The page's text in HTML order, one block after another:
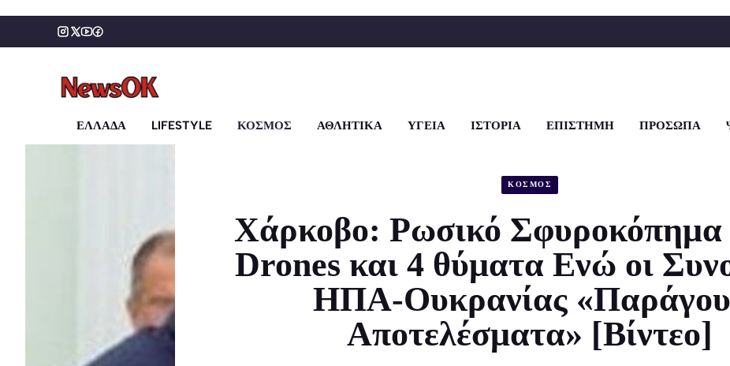
περιεχόμενο
ΕΛΛΑΔΑ LIFESTYLE ΚΟΣΜΟΣ ΑΘΛΗΤΙΚΑ ΥΓΕΙΑ ΙΣΤΟΡΙΑ ΕΠΙΣΤΗΜΗ ΠΡΟΣΩΠΑ
ΚΟΣΜΟΣ
Χάρκοβο: Ρωσικό Σφυροκόπημα
Drones και 4 θύματα Ενώ οι
ΗΠΑ-Ουκρανίας
Αποτελέσματα» [Βίντεο]